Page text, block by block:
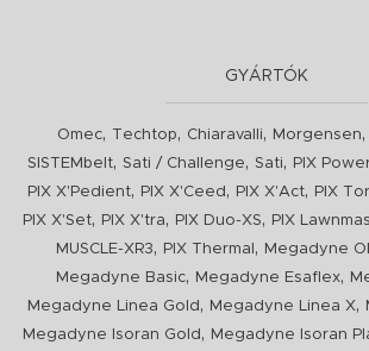
GYÁRTÓK
Omec, Techtop, Chiaravalli, Morgensen,
SISTEMbelt, Sati / Challenge, Sati, PIX
PIX X'Pedient, PIX X'Ceed , PIX X'Act, PIX
PIX X'Set, PIX X'tra, PIX Duo-XS, PIX
MUSCLE-XR3, PIX Thermal , Megadyne
Megadyne Basic, Megadyne Esaflex,
Megadyne Linea Gold , Megadyne Linea X,
Megadyne Isoran Gold , Megadyne Isoran